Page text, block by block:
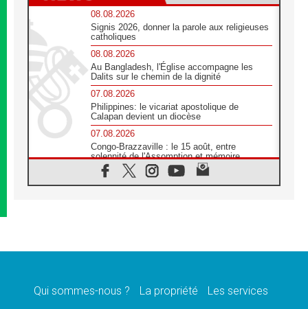
08.08.2026
Signis 2026, donner la parole aux religieuses
catholiques
08.08.2026
Au Bangladesh, l'Église accompagne les
Dalits sur le chemin de la dignité
07.08.2026
Philippines: le vicariat apostolique de
Calapan devient un diocèse
07.08.2026
Congo-Brazzaville : le 15 août, entre
solennité de l'Assomption et mémoire
nationale
07.08.2026
Pape en France dévoilé
Qui sommes-nous ? La propriété Les services